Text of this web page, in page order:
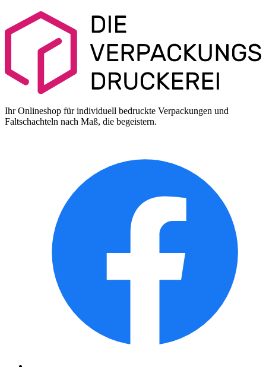
Ihr Onlineshop für individuell bedruckte Verpackungen und
Faltschachteln nach Maß, die begeistern.